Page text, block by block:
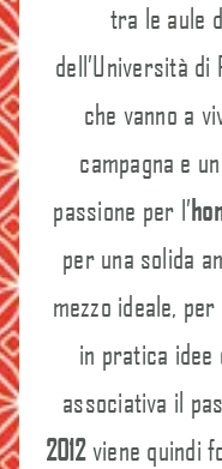
tra le aule
dell’Università
che vanno a
campagna e
passione per l’
per una solida
mezzo ideale,
in pratica idee
associativa il
2012viene quindi